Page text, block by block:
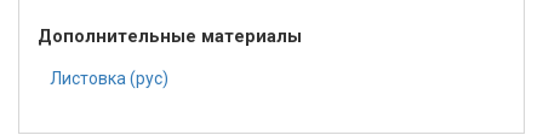
Дополнительные материалы
Листовка (рус)